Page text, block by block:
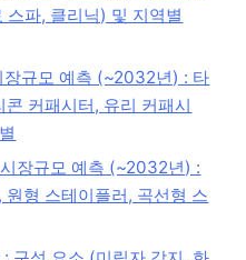
파, 클리닉) 및 지역별
장규모 예측 (~2032년) : 타
커패시터, 유리 커패시
장규모 예측 (~2032년) :
형 스테이플러, 곡선형 스